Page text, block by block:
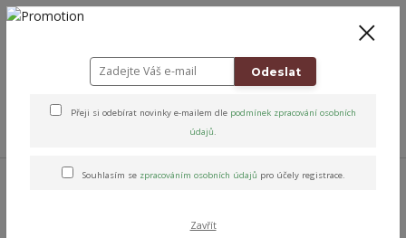
+420 778 743 310
Relax & Úleva Relaxační nahřívací polštářky
Pohankové
Odeslat
Přeji si odebírat novinky e-mailem dle podmínek zpracování osobních
údajů.
Souhlasím se zpracováním osobních údajů pro účely registrace.
Zavřít